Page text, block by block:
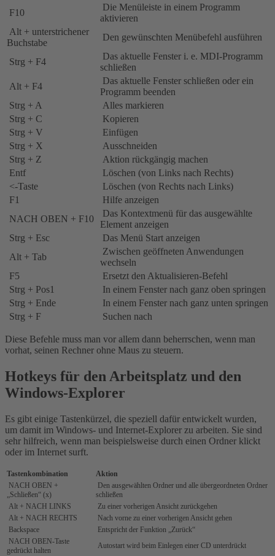
F10
Die Menüleiste in einem Programm
aktivieren
Alt + unterstrichener
Buchstabe
Den gewünschten Menübefehl ausführen
Strg + F4
Das aktuelle Fenster i. e. MDI-Programm
schließen
Alt + F4
Das aktuelle Fenster schließen oder ein
Programm beenden
Strg + A
Alles markieren
Strg + C
Kopieren
Strg + V
Einfügen
Strg + X
Ausschneiden
Strg + Z
Aktion rückgängig machen
Entf
Löschen (von Links nach Rechts)
<-Taste
Löschen (von Rechts nach Links)
F1
Hilfe anzeigen
NACH OBEN + F10
Das Kontextmenü für das ausgewählte
Element anzeigen
Strg + Esc
Das Menü Start anzeigen
Alt + Tab
Zwischen geöffneten Anwendungen
wechseln
F5
Ersetzt den Aktualisieren-Befehl
Strg + Pos1
In einem Fenster nach ganz oben springen
Strg + Ende
In einem Fenster nach ganz unten springen
Strg + F
Suchen nach
Diese Befehle muss man vor allem dann beherrschen, wenn man
vorhat, seinen Rechner ohne Maus zu steuern.
Hotkeys für den Arbeitsplatz und den
Windows-Explorer
Es gibt einige Tastenkürzel, die speziell dafür entwickelt wurden,
um damit im Windows- und Internet-Explorer zu arbeiten. Sie sind
sehr hilfreich, wenn man beispielsweise durch einen Ordner klickt
oder im Internet surft.
Tastenkombination
Aktion
NACH OBEN +
„Schließen“ (x)
Den ausgewählten Ordner und alle übergeordneten Ordner
schließen
Alt + NACH LINKS
Zu einer vorherigen Ansicht zurückgehen
Alt + NACH RECHTS
Nach vorne zu einer vorherigen Ansicht gehen
Backspace
Entspricht der Funktion „Zurück“
NACH OBEN-Taste
gedrückt halten
Autostart wird beim Einlegen einer CD unterdrückt